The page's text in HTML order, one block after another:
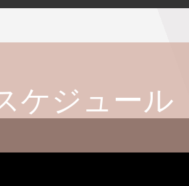
ケジュール